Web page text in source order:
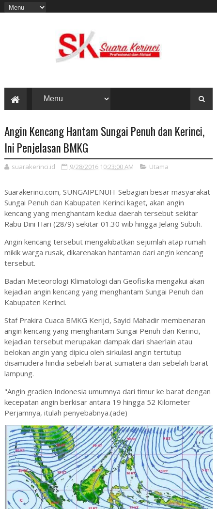
Angin Kencang Hantam Sungai Penuh dan Kerinci,
Ini Penjelasan BMKG
suarakerinci.id 9/28/2016 10:23:00 AM Utama
Suarakerinci.com, SUNGAIPENUH-Sebagian besar masyarakat
Sungai Penuh dan Kabupaten Kerinci kaget, akan angin
kencang yang menghantam kedua daerah tersebut sekitar
Rabu Dini Hari (28/9) sekitar 01.30 wib hingga Jelang Subuh.
Angin kencang tersebut mengakibatkan sejumlah atap rumah
mikik warga rusak, dikarenakan hantaman dari angin kencang
tersebut.
Badan Meteorologi Klimatologi dan Geofisika mengakui akan
kejadian angin kencang yang menghantam Sungai Penuh dan
Kabupaten Kerinci.
Staf Prakira Cuaca BMKG Kerijci, Sayid Mahadir membenaran
angin kencang yang menghantam Sungai Penuh dan Kerinci,
kejadian tersebut merupakan dampak dari shaerlain atau
belokan angin yang dipicu oleh sirkulasi angin tertutup
disamudera hindia sebelah barat sumatera dan sebelah barat
lampung.
"Angin gradien Indonesia umumnya dari timur ke barat dengan
kecepatan angin berkisar antara 19 hingga 52 Kilometer
Perjamnya, itulah penyebabnya.(ade)